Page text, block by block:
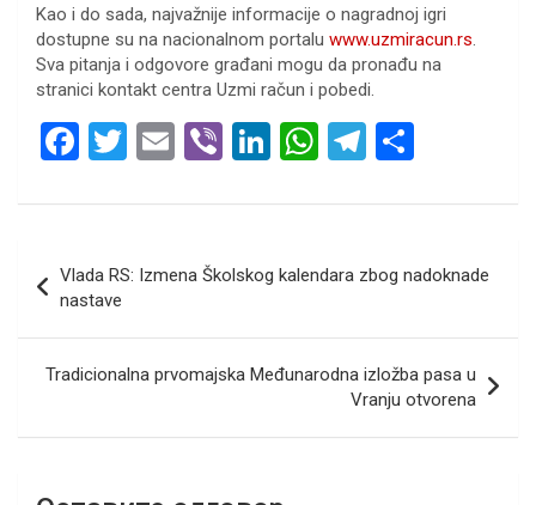
Kao i do sada, najvažnije informacije o nagradnoj igri
dostupne su na nacionalnom portalu www.uzmiracun.rs.
Sva pitanja i odgovore građani mogu da pronađu na
stranici kontakt centra Uzmi račun i pobedi.
F
ce
b
o
o
k
T
tt
er
E
ail
Vi
er
Li
ke
dI
n
W
at
s
A
p
p
T
e
gr
a
m
ar
e
чланка
Vlada RS: Izmena Školskog kalendara zbog nadoknade
nastave
Tradicionalna prvomajska Međunarodna izložba pasa u
Vranju otvorena